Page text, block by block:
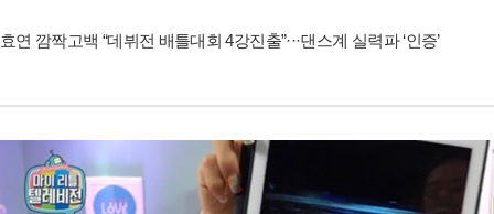
효연 깜짝고백 “데뷔전 배틀대회 4강진출”···댄스계 실력파 ‘인증’